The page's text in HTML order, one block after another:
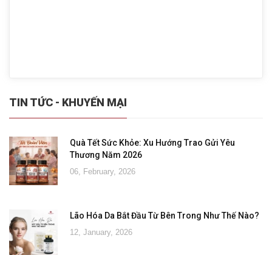
TIN TỨC - KHUYẾN MẠI
Quà Tết Sức Khỏe: Xu Hướng Trao Gửi Yêu
Thương Năm 2026
06, February, 2026
Lão Hóa Da Bắt Đầu Từ Bên Trong Như Thế Nào?
12, January, 2026